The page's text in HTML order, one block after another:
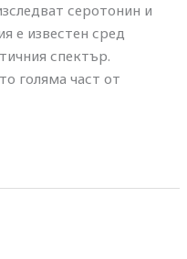
серотонин и
е известен сред
спектър.
голяма част от